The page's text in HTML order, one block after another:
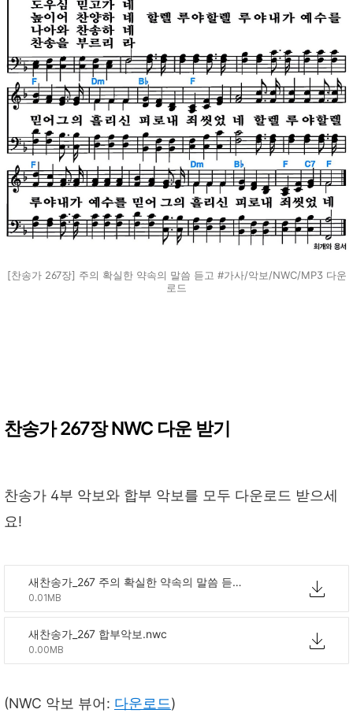
[찬송가 267장] 주의 확실한 약속의 말씀 듣고 #가사/악보/NWC/MP3 다운
로드
찬송가 267장 NWC 다운 받기
찬송가 4부 악보와 합부 악보를 모두 다운로드 받으세
요!
새찬송가_267 주의 확실한 약속의 말씀 듣고.nwc
0.01MB
새찬송가_267 합부악보.nwc
0.00MB
(NWC 악보 뷰어: 다운로드)